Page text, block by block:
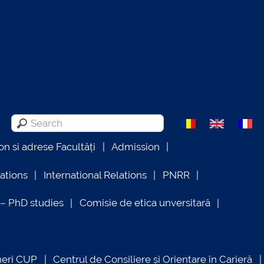
si adrese Facultăți Admission
International Relations PNRR
PhD studies Comisie de etica unversitară
CUP Centrul de Consiliere și Orientare în Carieră